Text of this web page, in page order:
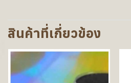
สินค้าที่เกี่ยวข้อง